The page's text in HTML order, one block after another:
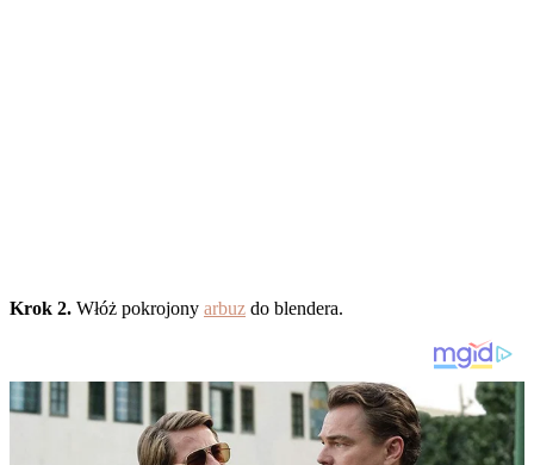
Krok 2. Włóż pokrojony arbuz do blendera.